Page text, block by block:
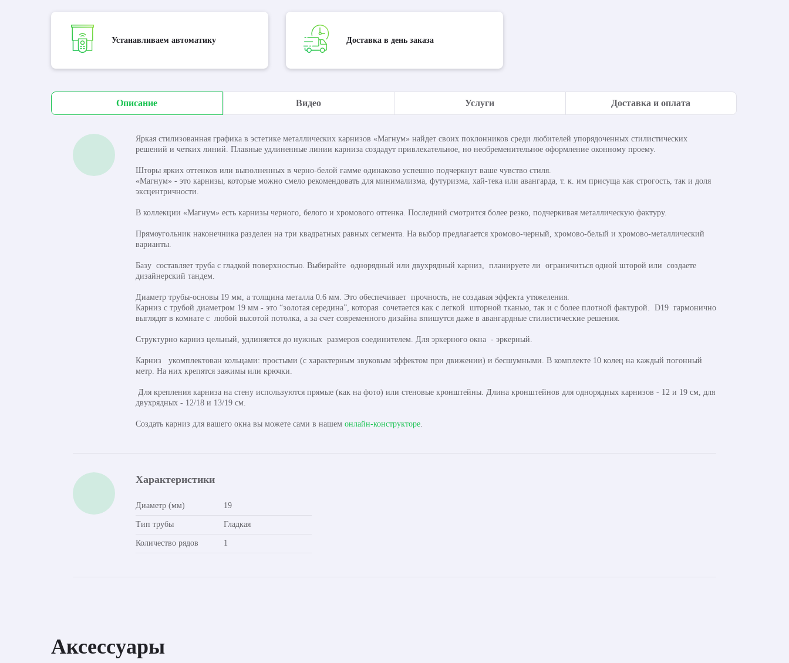
Устанавливаем автоматику Доставка в день заказа
Описание Видео Услуги Доставка и оплата
Яркая стилизованная графика в эстетике металлических карнизов «Магнум» найдет своих поклонников среди любителей упорядоченных стилистических
решений и четких линий. Плавные удлиненные линии карниза создадут привлекательное, но необременительное оформление оконному проему.
Шторы ярких оттенков или выполненных в черно-белой гамме одинаково успешно подчеркнут ваше чувство стиля.
«Магнум» - это карнизы, которые можно смело рекомендовать для минимализма, футуризма, хай-тека или авангарда, т. к. им присуща как строгость, так и доля
эксцентричности.
В коллекции «Магнум» есть карнизы черного, белого и хромового оттенка. Последний смотрится более резко, подчеркивая металлическую фактуру.
Прямоугольник наконечника разделен на три квадратных равных сегмента. На выбор предлагается хромово-черный, хромово-белый и хромово-металлический
варианты.
Базу составляет труба с гладкой поверхностью. Выбирайте однорядный или двухрядный карниз, планируете ли ограничиться одной шторой или создаете
дизайнерский тандем.
Диаметр трубы-основы 19 мм, а толщина металла 0.6 мм. Это обеспечивает прочность, не создавая эффекта утяжеления.
Карниз с трубой диаметром 19 мм - это “золотая середина”, которая сочетается как с легкой шторной тканью, так и с более плотной фактурой. D19 гармонично
выглядят в комнате с любой высотой потолка, а за счет современного дизайна впишутся даже в авангардные стилистические решения.
Структурно карниз цельный, удлиняется до нужных размеров соединителем. Для эркерного окна - эркерный.
Карниз укомплектован кольцами: простыми (с характерным звуковым эффектом при движении) и бесшумными. В комплекте 10 колец на каждый погонный
метр. На них крепятся зажимы или крючки.
Для крепления карниза на стену используются прямые (как на фото) или стеновые кронштейны. Длина кронштейнов для однорядных карнизов - 12 и 19 см, для
двухрядных - 12/18 и 13/19 см.
Создать карниз для вашего окна вы можете сами в нашем онлайн-конструкторе.
Характеристики
Диаметр (мм) 19
Тип трубы Гладкая
Количество рядов 1
Аксессуары